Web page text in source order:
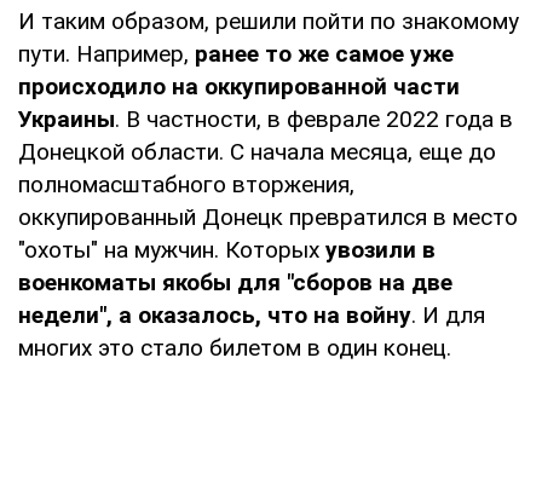
И таким образом, решили пойти по знакомому
пути. Например, ранее то же самое уже
происходило на оккупированной части
Украины. В частности, в феврале 2022 года в
Донецкой области. С начала месяца, еще до
полномасштабного вторжения,
оккупированный Донецк превратился в место
"охоты" на мужчин. Которых увозили в
военкоматы якобы для "сборов на две
недели", а оказалось, что на войну. И для
многих это стало билетом в один конец.